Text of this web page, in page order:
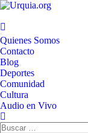
Saltar
contenido
Menú
principal
Quienes Somos
Contacto
Blog
Deportes
Comunidad
Cultura
Audio en Vivo
Buscar: